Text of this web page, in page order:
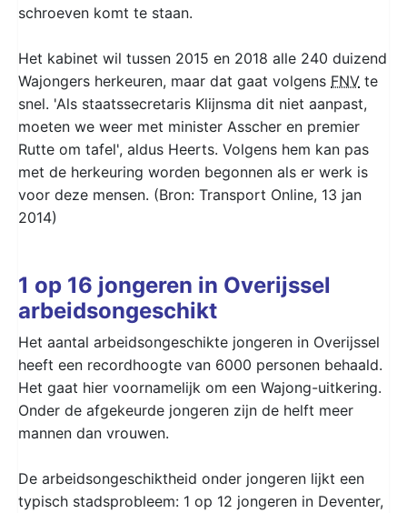
schroeven komt te staan.
Het kabinet wil tussen 2015 en 2018 alle 240 duizend
Wajongers herkeuren, maar dat gaat volgens FNV te
snel. 'Als staatssecretaris Klijnsma dit niet aanpast,
moeten we weer met minister Asscher en premier
Rutte om tafel', aldus Heerts. Volgens hem kan pas
met de herkeuring worden begonnen als er werk is
voor deze mensen. (Bron: Transport Online, 13 jan
2014)
1 op 16 jongeren in Overijssel
arbeidsongeschikt
Het aantal arbeidsongeschikte jongeren in Overijssel
heeft een recordhoogte van 6000 personen behaald.
Het gaat hier voornamelijk om een Wajong-uitkering.
Onder de afgekeurde jongeren zijn de helft meer
mannen dan vrouwen.
De arbeidsongeschiktheid onder jongeren lijkt een
typisch stadsprobleem: 1 op 12 jongeren in Deventer,